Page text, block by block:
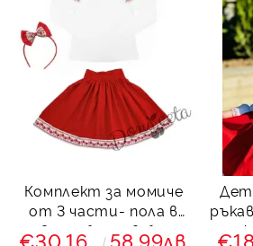
Комплект за момиче
от 3 части- пола в
червено, блуза в бяло с
€30.16 58.99лв.
с